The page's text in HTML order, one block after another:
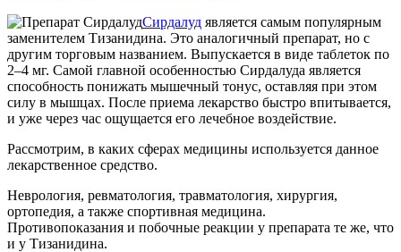
Сирдалуд является самым популярным
заменителем Тизанидина. Это аналогичный препарат, но с
другим торговым названием. Выпускается в виде таблеток по
2–4 мг. Самой главной особенностью Сирдалуда является
способность понижать мышечный тонус, оставляя при этом
силу в мышцах. После приема лекарство быстро впитывается,
и уже через час ощущается его лечебное воздействие.
Рассмотрим, в каких сферах медицины используется данное
лекарственное средство.
Неврология, ревматология, травматология, хирургия,
ортопедия, а также спортивная медицина.
Противопоказания и побочные реакции у препарата те же, что
и у Тизанидина.